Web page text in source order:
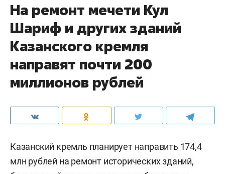
На ремонт мечети Кул
Шариф и других зданий
Казанского кремля
направят почти 200
миллионов рублей
Казанский кремль планирует направить 174,4
млн рублей на ремонт исторических зданий,